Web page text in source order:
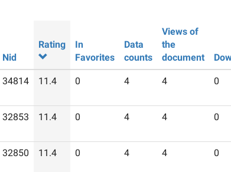
Nid
Rating
In
Favorites
Data
counts
Views of
the
document
34814 11.4 0 4 4 0
32853 11.4 0 4 4 0
32850 11.4 0 4 4 0